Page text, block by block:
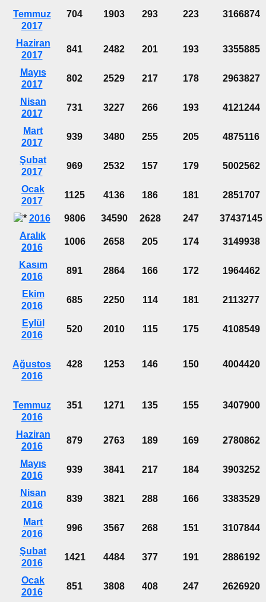
Temmuz
2017
704 1903 293 223 3166874
Haziran
2017
841 2482 201 193 3355885
Mayıs
2017
802 2529 217 178 2963827
Nisan
2017
731 3227 266 193 4121244
Mart
2017
939 3480 255 205 4875116
Şubat
2017
969 2532 157 179 5002562
Ocak
2017
1125 4136 186 181 2851707
2016 9806 34590 2628 247
37437145
Aralık
2016
1006 2658 205 174 3149938
Kasım
2016
891 2864 166 172 1964462
Ekim
2016
685 2250 114 181 2113277
Eylül
2016
520 2010 115 175 4108549
Ağustos
2016
428 1253 146 150 4004420
Temmuz
2016
351 1271 135 155 3407900
Haziran
2016
879 2763 189 169 2780862
Mayıs
2016
939 3841 217 184 3903252
Nisan
2016
839 3821 288 166 3383529
Mart
2016
996 3567 268 151 3107844
Şubat
2016
1421 4484 377 191 2886192
Ocak
2016
851 3808 408 247 2626920